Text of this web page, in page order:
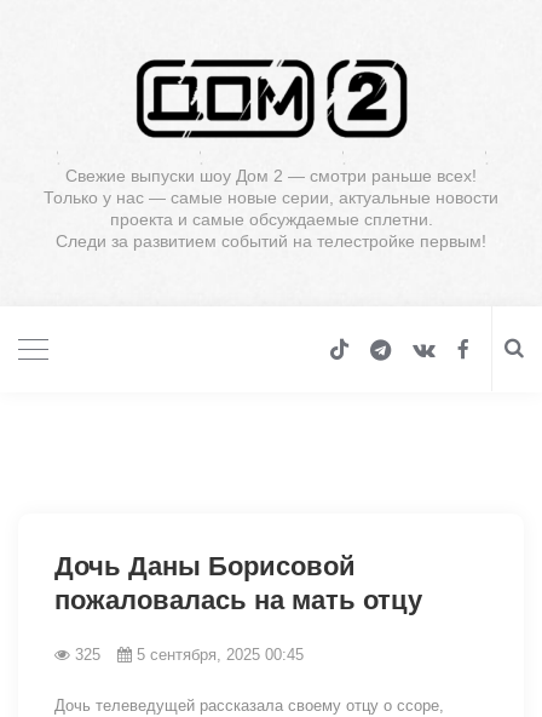
Свежие выпуски шоу Дом 2 — смотри раньше всех!
Только у нас — самые новые серии, актуальные новости
проекта и самые обсуждаемые сплетни.
Следи за развитием событий на телестройке первым!
Дочь Даны Борисовой
пожаловалась на мать отцу
325 5 сентября, 2025 00:45
Дочь телеведущей рассказала своему отцу о ссоре,